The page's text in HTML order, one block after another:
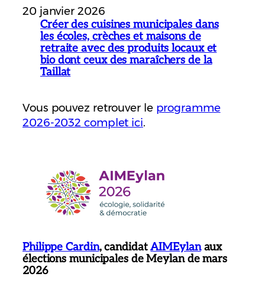
20 janvier 2026
Créer des cuisines municipales dans
les écoles, crèches et maisons de
retraite avec des produits locaux et
bio dont ceux des maraîchers de la
Taillat
Vous pouvez retrouver le programme
2026-2032 complet ici.
Philippe Cardin, candidatAIMEylanaux
élections municipales de Meylan de mars
2026